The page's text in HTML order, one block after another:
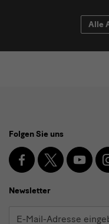
Alle
Media
und
Newsletter
Folgen Sie uns
Facebook
X
Newsletter
E-